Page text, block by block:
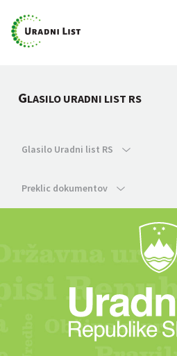
GLASILO URADNI LIST RS
Glasilo Uradni list RS
Preklic dokumentov